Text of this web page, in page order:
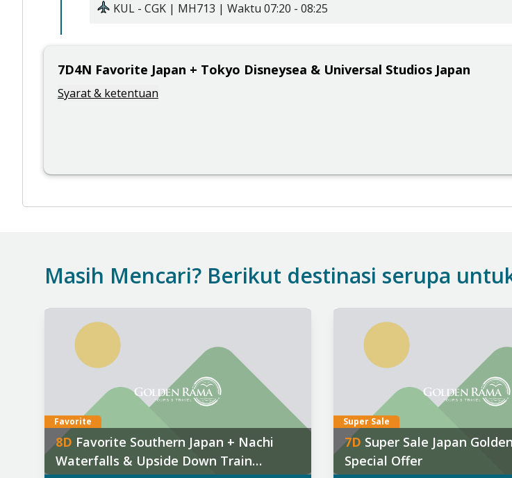
KUL - CGK | MH713 | Waktu 07:20 - 08:25
7D4N Favorite Japan + Tokyo Disneysea & Universal Studios Japan
Syarat & ketentuan
Masih Mencari? Berikut destinasi serupa
Favorite
8D Favorite Southern Japan + Nachi
Waterfalls & Upside Down Train
Tanggal Keberangkatan:
20 Jan, 17 Feb
Find out more
Super Sale
7D Super Sale Japan
Special Offer
Tanggal Keberangkatan:
,28 Dec
Find out more